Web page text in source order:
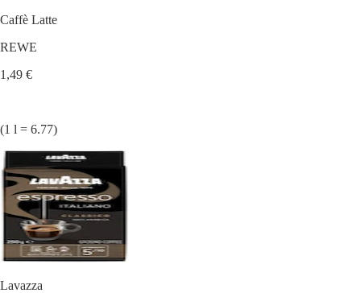
Caffè Latte
REWE
1,49 €
(1 l = 6.77)
Lavazza